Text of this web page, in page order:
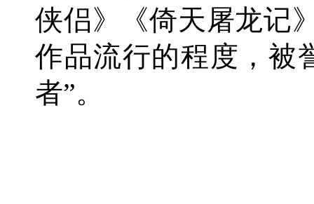
侠侣》《倚天屠龙记
作品流行的程度，被
者”。